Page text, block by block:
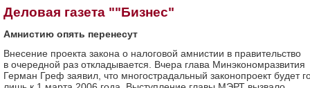
Деловая газета ""Бизнес"
Амнистию опять перенесут
Внесение проекта закона о налоговой амнистии в правительство
в очередной раз откладывается. Вчера глава Минэкономразвития
Герман Греф заявил, что многострадальный законопроект будет